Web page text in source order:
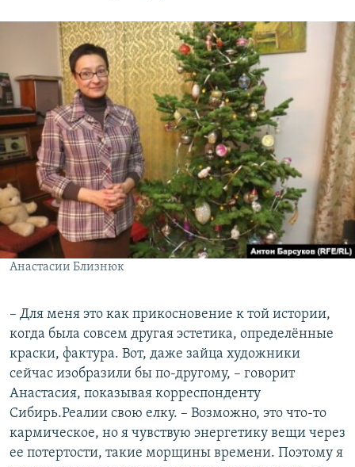
Анастасии Близнюк
– Для меня это как прикосновение к той истории,
когда была совсем другая эстетика, определённые
краски, фактура. Вот, даже зайца художники
сейчас изобразили бы по-другому, – говорит
Анастасия, показывая корреспонденту
Сибирь.Реалии свою елку. – Возможно, это что-то
кармическое, но я чувствую энергетику вещи через
ее потертости, такие морщины времени. Поэтому я